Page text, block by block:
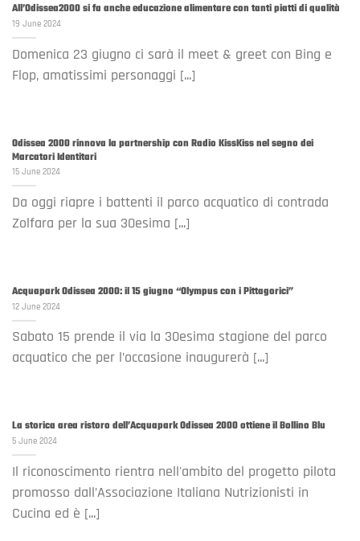
All’Odissea2000 si fa anche educazione alimentare con tanti piatti di qualità
19 June 2024
Domenica 23 giugno ci sarà il meet & greet con Bing e
Flop, amatissimi personaggi [...]
Odissea 2000 rinnova la partnership con Radio KissKiss nel segno dei
Marcatori Identitari
15 June 2024
Da oggi riapre i battenti il parco acquatico di contrada
Zolfara per la sua 30esima [...]
Acquapark Odissea 2000: il 15 giugno “Olympus con i Pittagorici”
12 June 2024
Sabato 15 prende il via la 30esima stagione del parco
acquatico che per l’occasione inaugurerà [...]
La storica area ristoro dell’Acquapark Odissea 2000 ottiene il Bollino Blu
5 June 2024
Il riconoscimento rientra nell'ambito del progetto pilota
promosso dall’Associazione Italiana Nutrizionisti in
Cucina ed è [...]